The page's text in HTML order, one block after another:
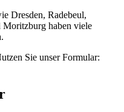
Dresden, Radebeul,
haben viele
Sie unser Formular: